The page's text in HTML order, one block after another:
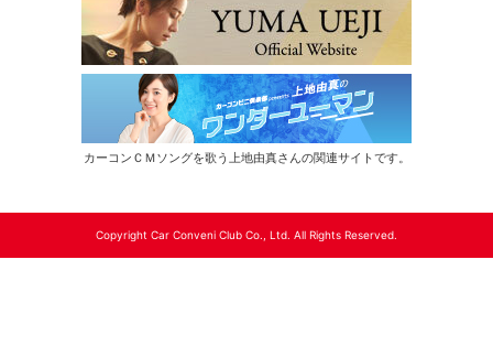
カーコンＣＭソングを歌う上地由真さんの関連サイトです。
Copyright Car Conveni Club Co., Ltd. All Rights Reserved.